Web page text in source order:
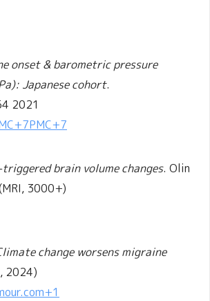
onset & barometric pressure
Japanese cohort.
2021
+7PMC+7
brain volume changes. Olin
3000+)
change worsens migraine
2024)
+1